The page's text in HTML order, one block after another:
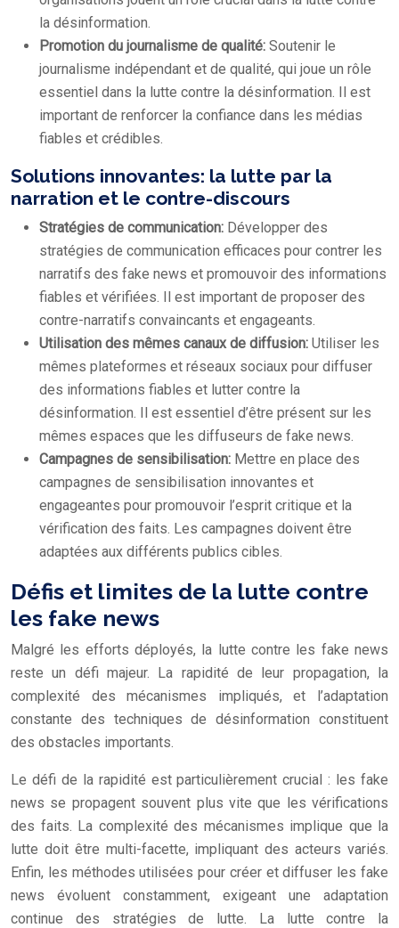
la désinformation.
Promotion du journalisme de qualité: Soutenir le
journalisme indépendant et de qualité, qui joue un rôle
essentiel dans la lutte contre la désinformation. Il est
important de renforcer la confiance dans les médias
fiables et crédibles.
Solutions innovantes: la lutte par la
narration et le contre-discours
Stratégies de communication: Développer des
stratégies de communication efficaces pour contrer les
narratifs des fake news et promouvoir des informations
fiables et vérifiées. Il est important de proposer des
contre-narratifs convaincants et engageants.
Utilisation des mêmes canaux de diffusion: Utiliser les
mêmes plateformes et réseaux sociaux pour diffuser
des informations fiables et lutter contre la
désinformation. Il est essentiel d’être présent sur les
mêmes espaces que les diffuseurs de fake news.
Campagnes de sensibilisation: Mettre en place des
campagnes de sensibilisation innovantes et
engageantes pour promouvoir l’esprit critique et la
vérification des faits. Les campagnes doivent être
adaptées aux différents publics cibles.
Défis et limites de la lutte contre
les fake news
Malgré les efforts déployés, la lutte contre les fake news
reste un défi majeur. La rapidité de leur propagation, la
complexité des mécanismes impliqués, et l’adaptation
constante des techniques de désinformation constituent
des obstacles importants.
Le défi de la rapidité est particulièrement crucial : les fake
news se propagent souvent plus vite que les vérifications
des faits. La complexité des mécanismes implique que la
lutte doit être multi-facette, impliquant des acteurs variés.
Enfin, les méthodes utilisées pour créer et diffuser les fake
news évoluent constamment, exigeant une adaptation
continue des stratégies de lutte. La lutte contre la